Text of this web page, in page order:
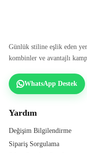
Günlük stiline eşlik eden
kombinler ve avantajlı
WhatsApp Destek
Yardım
Değişim Bilgilendirme
Sipariş Sorgulama